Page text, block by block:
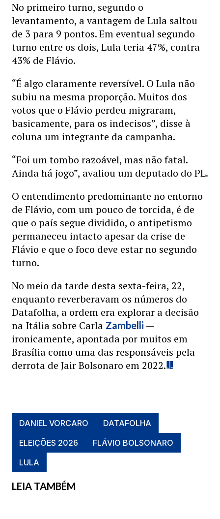
No primeiro turno, segundo o
levantamento, a vantagem de Lula saltou
de 3 para 9 pontos. Em eventual segundo
turno entre os dois, Lula teria 47%, contra
43% de Flávio.
“É algo claramente reversível. O Lula não
subiu na mesma proporção. Muitos dos
votos que o Flávio perdeu migraram,
basicamente, para os indecisos”, disse à
coluna um integrante da campanha.
“Foi um tombo razoável, mas não fatal.
Ainda há jogo”, avaliou um deputado do PL.
O entendimento predominante no entorno
de Flávio, com um pouco de torcida, é de
que o país segue dividido, o antipetismo
permaneceu intacto apesar da crise de
Flávio e que o foco deve estar no segundo
turno.
No meio da tarde desta sexta-feira, 22,
enquanto reverberavam os números do
Datafolha, a ordem era explorar a decisão
na Itália sobre Carla Zambelli —
ironicamente, apontada por muitos em
Brasília como uma das responsáveis pela
derrota de Jair Bolsonaro em 2022.
DANIEL VORCARO
DATAFOLHA
ELEIÇÕES 2026
FLÁVIO BOLSONARO
LULA
LEIA TAMBÉM